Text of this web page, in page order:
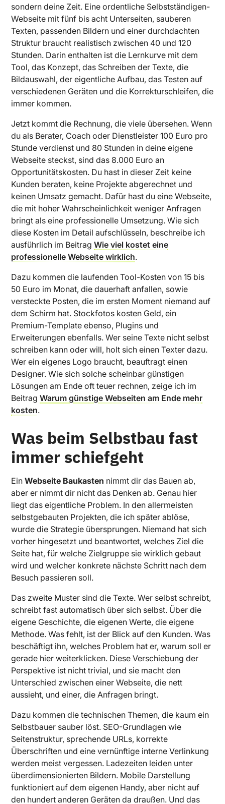
sondern deine Zeit. Eine ordentliche Selbstständigen-
Webseite mit fünf bis acht Unterseiten, sauberen
Texten, passenden Bildern und einer durchdachten
Struktur braucht realistisch zwischen 40 und 120
Stunden. Darin enthalten ist die Lernkurve mit dem
Tool, das Konzept, das Schreiben der Texte, die
Bildauswahl, der eigentliche Aufbau, das Testen auf
verschiedenen Geräten und die Korrekturschleifen, die
immer kommen.
Jetzt kommt die Rechnung, die viele übersehen. Wenn
du als Berater, Coach oder Dienstleister 100 Euro pro
Stunde verdienst und 80 Stunden in deine eigene
Webseite steckst, sind das 8.000 Euro an
Opportunitätskosten. Du hast in dieser Zeit keine
Kunden beraten, keine Projekte abgerechnet und
keinen Umsatz gemacht. Dafür hast du eine Webseite,
die mit hoher Wahrscheinlichkeit weniger Anfragen
bringt als eine professionelle Umsetzung. Wie sich
diese Kosten im Detail aufschlüsseln, beschreibe ich
ausführlich im BeitragWie viel kostet eine
professionelle Webseite wirklich.
Dazu kommen die laufenden Tool-Kosten von 15 bis
50 Euro im Monat, die dauerhaft anfallen, sowie
versteckte Posten, die im ersten Moment niemand auf
dem Schirm hat. Stockfotos kosten Geld, ein
Premium-Template ebenso, Plugins und
Erweiterungen ebenfalls. Wer seine Texte nicht selbst
schreiben kann oder will, holt sich einen Texter dazu.
Wer ein eigenes Logo braucht, beauftragt einen
Designer. Wie sich solche scheinbar günstigen
Lösungen am Ende oft teuer rechnen, zeige ich im
BeitragWarum günstige Webseiten am Ende mehr
kosten.
Was beim Selbstbau fast
immer schiefgeht
EinWebseite Baukasten nimmt dir das Bauen ab,
aber er nimmt dir nicht das Denken ab. Genau hier
liegt das eigentliche Problem. In den allermeisten
selbstgebauten Projekten, die ich später ablöse,
wurde die Strategie übersprungen. Niemand hat sich
vorher hingesetzt und beantwortet, welches Ziel die
Seite hat, für welche Zielgruppe sie wirklich gebaut
wird und welcher konkrete nächste Schritt nach dem
Besuch passieren soll.
Das zweite Muster sind die Texte. Wer selbst schreibt,
schreibt fast automatisch über sich selbst. Über die
eigene Geschichte, die eigenen Werte, die eigene
Methode. Was fehlt, ist der Blick auf den Kunden. Was
beschäftigt ihn, welches Problem hat er, warum soll er
gerade hier weiterklicken. Diese Verschiebung der
Perspektive ist nicht trivial, und sie macht den
Unterschied zwischen einer Webseite, die nett
aussieht, und einer, die Anfragen bringt.
Dazu kommen die technischen Themen, die kaum ein
Selbstbauer sauber löst. SEO-Grundlagen wie
Seitenstruktur, sprechende URLs, korrekte
Überschriften und eine vernünftige interne Verlinkung
werden meist vergessen. Ladezeiten leiden unter
überdimensionierten Bildern. Mobile Darstellung
funktioniert auf dem eigenen Handy, aber nicht auf
den hundert anderen Geräten da draußen. Und das